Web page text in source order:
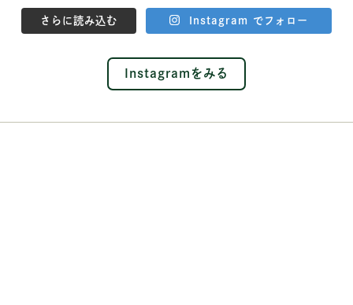
さらに読み込む Instagram でフォロー
Instagramをみる